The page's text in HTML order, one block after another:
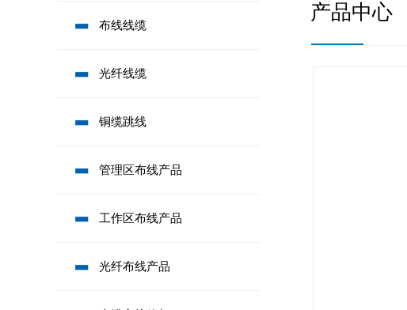
产品中心
布线线缆
光纤线缆
铜缆跳线
管理区布线产品
工作区布线产品
光纤布线产品